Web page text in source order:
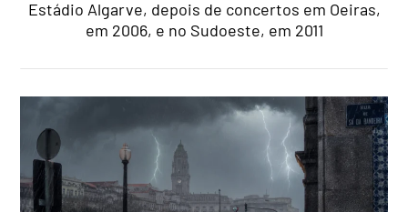
Estádio Algarve, depois de concertos em Oeiras,
em 2006, e no Sudoeste, em 2011